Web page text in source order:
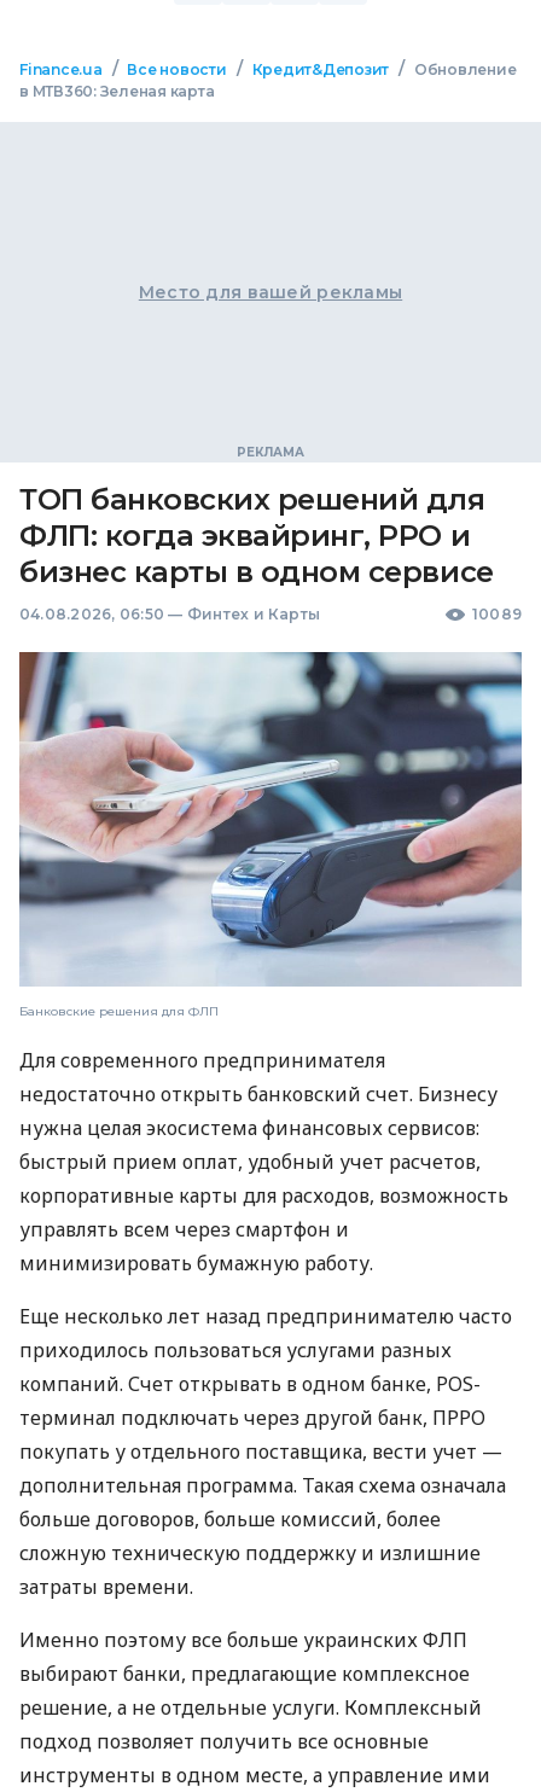
Finance.ua / Все новости / Кредит&Депозит /
Обновление
в МТВ360: Зеленая карта
Место для вашей рекламы
ТОП банковских решений для
ФЛП: когда эквайринг, РРО и
бизнес карты в одном сервисе
04.08.2026, 06:50 — Финтех и Карты 10089
Банковские решения для ФЛП
Для современного предпринимателя
недостаточно открыть банковский счет. Бизнесу
нужна целая экосистема финансовых сервисов:
быстрый прием оплат, удобный учет расчетов,
корпоративные карты для расходов, возможность
управлять всем через смартфон и
минимизировать бумажную работу.
Еще несколько лет назад предпринимателю часто
приходилось пользоваться услугами разных
компаний. Счет открывать в одном банке, POS-
терминал подключать через другой банк, ПРРО
покупать у отдельного поставщика, вести учет —
дополнительная программа. Такая схема означала
больше договоров, больше комиссий, более
сложную техническую поддержку и излишние
затраты времени.
Именно поэтому все больше украинских ФЛП
выбирают банки, предлагающие комплексное
решение, а не отдельные услуги. Комплексный
подход позволяет получить все основные
инструменты в одном месте, а управление ими